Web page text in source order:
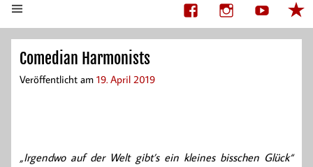
Comedian Harmonists
Veröffentlicht am 19. April 2019
„Irgendwo auf der Welt gibt’s ein kleines bisschen Glück“